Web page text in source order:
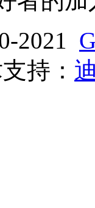
2021
持：